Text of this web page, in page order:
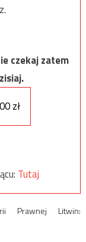
czekaj zatem
zł
Tutaj
Prawnej Litwin: